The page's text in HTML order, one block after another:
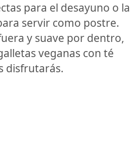
para el desayuno o la
servir como postre.
y suave por dentro,
veganas con té
disfrutarás.